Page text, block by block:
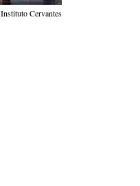
Instituto Cervantes